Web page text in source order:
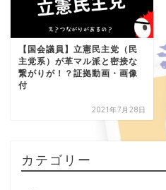
【国会議員】立憲民主党（民
主党系）が革マル派と密接な
繋がりが！？証拠動画・画像
付
2021年7月28日
カテゴリー